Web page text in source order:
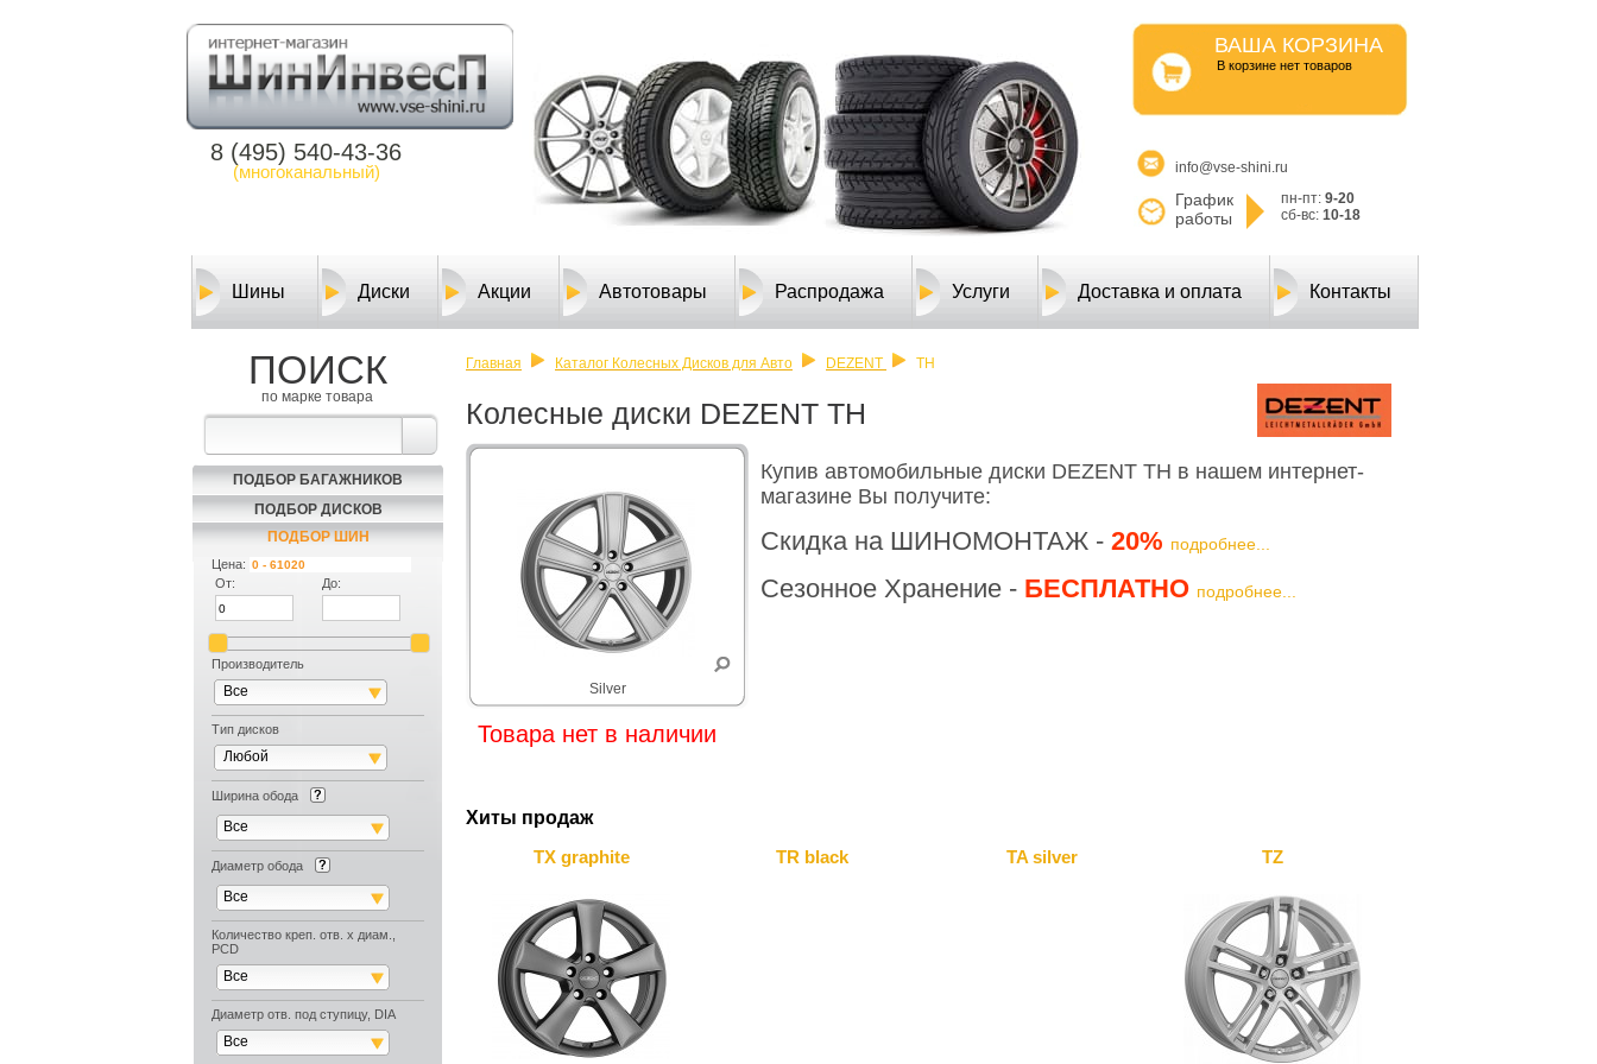
8 (495) 540-43-36
(многоканальный)
ВАША КОРЗИНА
B корзине нет товаров
info@vse-shini.ru
График
работы
пн-пт: 9-20
сб-вс: 10-18
Шины Диски Акции Автотовары Распродажа Услуги Доставка и оплата Контакты
ПОИСК
по марке товара
ПОДБОР БАГАЖНИКОВ
ПОДБОР ПО АВТОМОБИЛЮ
ПОДБОР ДИСКОВ
ПОДБОР ШИН
Цена:
От:
До:
Производитель
Все
Тип дисков
Любой
Ширина обода
Все
Диаметр обода
Все
Количество креп. отв. х диам.,
PCD
Все
Диаметр отв. под ступицу, DIA
Все
Главная Каталог Колесных Дисков для Авто DEZENT TH
Колесные диски DEZENT TH
Silver
Купив автомобильные диски DEZENT TH в нашем интернет-
магазине Вы получите:
Скидка на ШИНОМОНТАЖ - 20% подробнее...
Сезонное Хранение - БЕСПЛАТНО подробнее...
Товара нет в наличии
Хиты продаж
TX graphite
TR black TA silver TZ